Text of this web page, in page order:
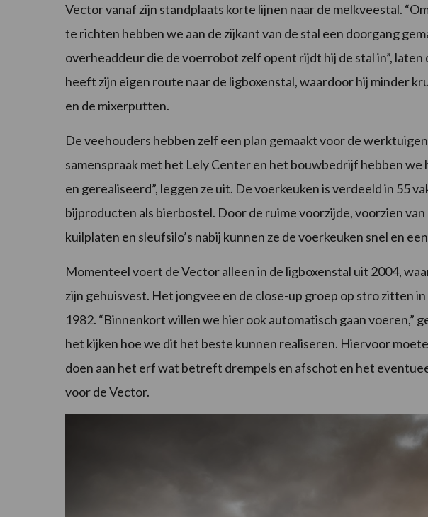
Vector vanaf zijn standplaats korte lijnen naar de melkveestal.
te richten hebben we aan de zijkant van de stal een doorgang
overheaddeur die de voerrobot zelf opent rijdt hij de stal in”,
heeft zijn eigen route naar de ligboxenstal, waardoor hij minder
en de mixerputten.
De veehouders hebben zelf een plan gemaakt voor de
samenspraak met het Lely Center en het bouwbedrijf hebben
en gerealiseerd”, leggen ze uit. De voerkeuken is verdeeld in 55
bijproducten als bierbostel. Door de ruime voorzijde, voorzien
kuilplaten en sleufsilo’s nabij kunnen ze de voerkeuken snel en
Momenteel voert de Vector alleen in de ligboxenstal uit 2004,
zijn gehuisvest. Het jongvee en de close-up groep op stro zitten
1982. “Binnenkort willen we hier ook automatisch gaan voeren,”
het kijken hoe we dit het beste kunnen realiseren. Hiervoor
doen aan het erf wat betreft drempels en afschot en het
voor de Vector.